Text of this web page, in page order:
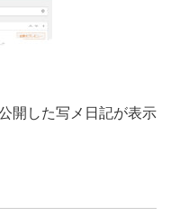
開した写メ日記が表示